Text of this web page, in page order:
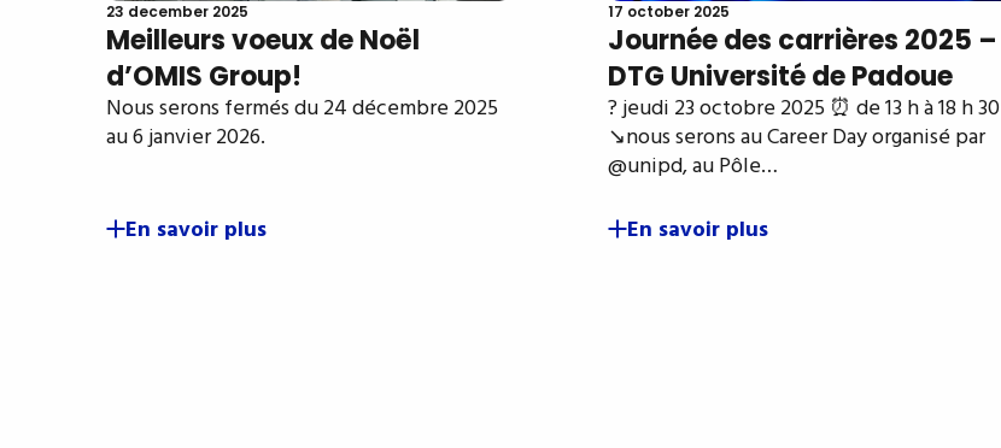
23 december 2025
Meilleurs voeux de Noël
d’OMIS Group!
Nous serons fermés du 24 décembre 2025
au 6 janvier 2026.
En savoir plus
17 october 2025
Journée des carrières 2025 –
DTG Université de Padoue
? jeudi 23 octobre 2025 ⏰ de 13 h à 18 h 30
↘️nous serons au Career Day organisé par
@unipd, au Pôle…
En savoir plus